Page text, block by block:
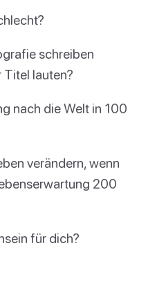
schreiben
lauten?
nach die Welt in 100
verändern, wenn
200
für dich?